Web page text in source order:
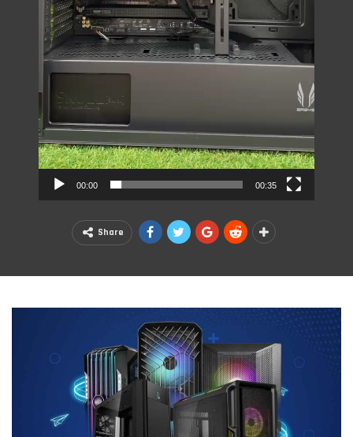
00:00 00:35
Share